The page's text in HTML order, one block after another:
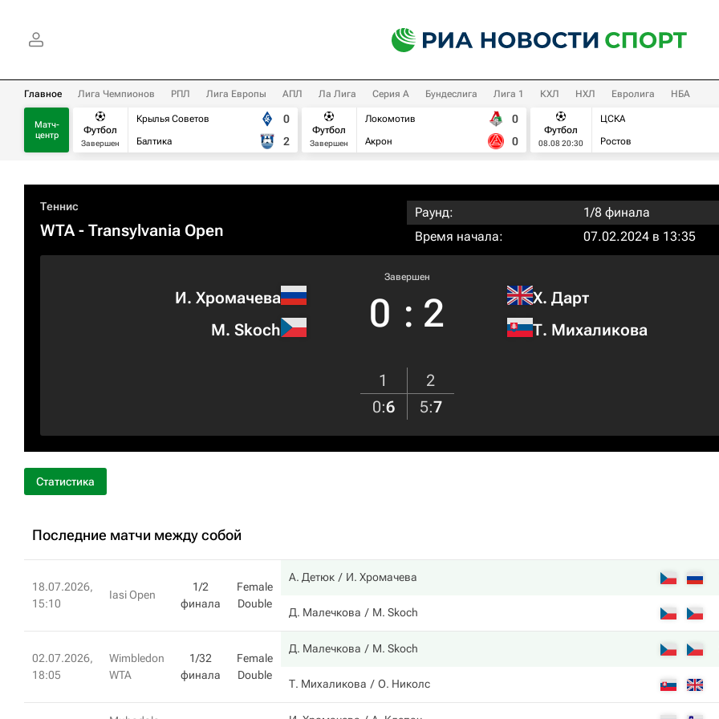
Главное Лига Чемпионов РПЛ Лига Европы АПЛ Ла Лига Серия А Бундеслига Лига 1 КХЛ НХЛ Евролига НБА
Матч-
центр
Футбол
Завершен
Крылья Советов
Балтика
0
2
Футбол
Завершен
Локомотив
Акрон
0
0
Футбол
08.08 20:30
ЦСКА
Ростов
Теннис
WTA- Transylvania Open
Раунд:
1/8 финала
Время начала:
07.02.2024 в 13:35
И. Хромачева
M. Skoch
Завершен
0 : 2
Х. Дарт
Т. Михаликова
1
2
0:6 5:7
Статистика
Последние матчи между собой
18.07.2026,
15:10
Iasi Open
1/2
финала
Female
Double
А. Детюк И. Хромачева
Д. Малечкова M. Skoch
02.07.2026,
18:05
Wimbledon
WTA
1/32
финала
Female
Double
Д. Малечкова M. Skoch
Т. Михаликова О. Николс